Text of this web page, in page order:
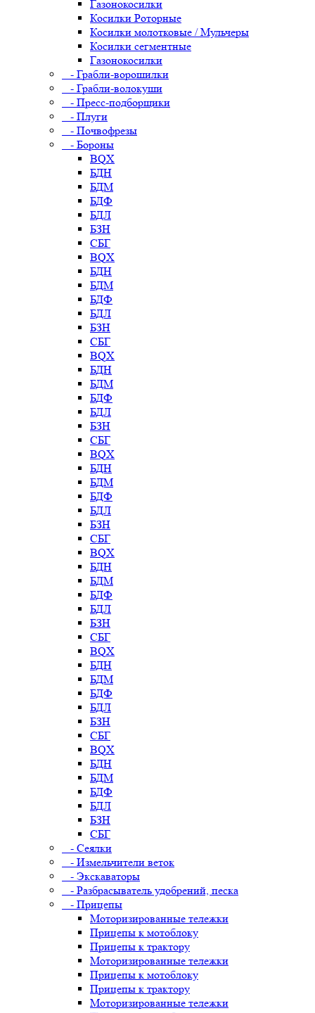
Газонокосилки
Косилки Роторные
Косилки молотковые / Мульчеры
Косилки сегментные
Газонокосилки
- Грабли-ворошилки
- Грабли-волокуши
- Пресс-подборщики
- Плуги
- Почвофрезы
- Бороны
BQX
БДН
БДМ
БДФ
БДЛ
БЗН
СБГ
BQX
БДН
БДМ
БДФ
БДЛ
БЗН
СБГ
BQX
БДН
БДМ
БДФ
БДЛ
БЗН
СБГ
BQX
БДН
БДМ
БДФ
БДЛ
БЗН
СБГ
BQX
БДН
БДМ
БДФ
БДЛ
БЗН
СБГ
BQX
БДН
БДМ
БДФ
БДЛ
БЗН
СБГ
BQX
БДН
БДМ
БДФ
БДЛ
БЗН
СБГ
- Сеялки
- Измельчители веток
- Экскаваторы
- Разбрасыватель удобрений, песка
- Прицепы
Моторизированные тележки
Прицепы к мотоблоку
Прицепы к трактору
Моторизированные тележки
Прицепы к мотоблоку
Прицепы к трактору
Моторизированные тележки